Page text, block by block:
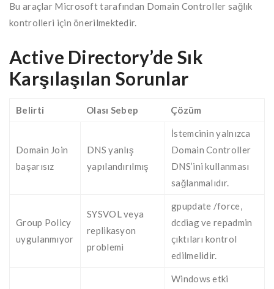
Bu araçlar Microsoft tarafından Domain Controller sağlık
kontrolleri için önerilmektedir.
Active Directory’de Sık
Karşılaşılan Sorunlar
Belirti Olası Sebep Çözüm
Domain Join
başarısız
DNS yanlış
yapılandırılmış
İstemcinin yalnızca
Domain Controller
DNS’ini kullanması
sağlanmalıdır.
Group Policy
uygulanmıyor
SYSVOL veya
replikasyon
problemi
gpupdate /force,
dcdiag ve repadmin
çıktıları kontrol
edilmelidir.
Windows etki